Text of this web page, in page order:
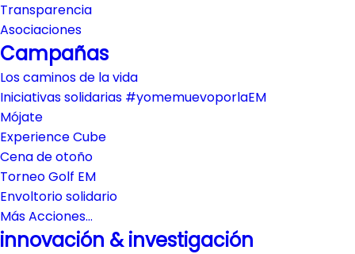
Transparencia
Asociaciones
Campañas
Los caminos de la vida
Iniciativas solidarias #yomemuevoporlaEM
Mójate
Experience Cube
Cena de otoño
Torneo Golf EM
Envoltorio solidario
Más Acciones…
innovación & investigación